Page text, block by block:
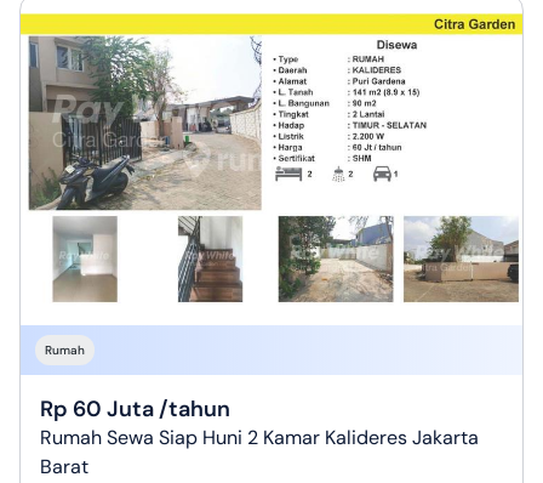
Rumah
Rp 60 Juta /tahun
Rumah Sewa Siap Huni 2 Kamar Kalideres Jakarta
Barat